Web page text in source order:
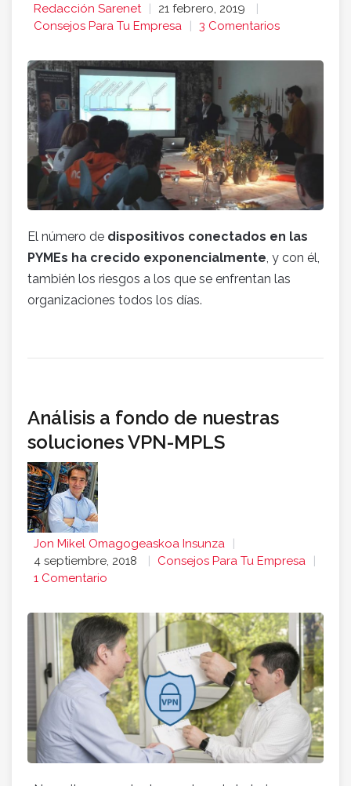
Redacción Sarenet
21 febrero, 2019
Consejos Para Tu Empresa
3 Comentarios
El número de dispositivos conectados en las
PYMEs ha crecido exponencialmente, y con él,
también los riesgos a los que se enfrentan las
organizaciones todos los días.
Análisis a fondo de nuestras
soluciones VPN-MPLS
Jon Mikel Omagogeaskoa Insunza
4 septiembre, 2018
Consejos Para Tu Empresa
1 Comentario